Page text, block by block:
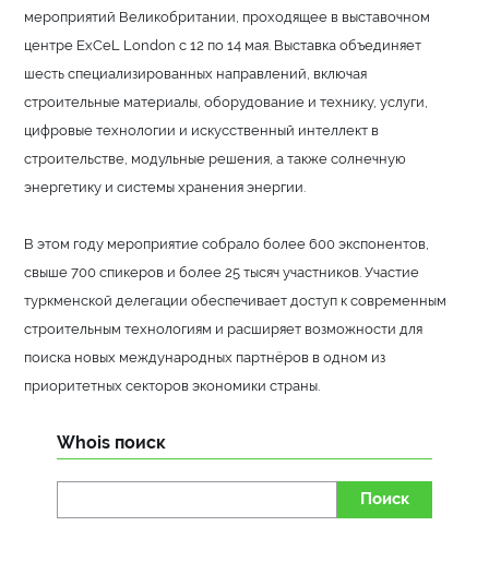
мероприятий Великобритании, проходящее в выставочном
центре ExCeL London с 12 по 14 мая. Выставка объединяет
шесть специализированных направлений, включая
строительные материалы, оборудование и технику, услуги,
цифровые технологии и искусственный интеллект в
строительстве, модульные решения, а также солнечную
энергетику и системы хранения энергии.
В этом году мероприятие собрало более 600 экспонентов,
свыше 700 спикеров и более 25 тысяч участников. Участие
туркменской делегации обеспечивает доступ к современным
строительным технологиям и расширяет возможности для
поиска новых международных партнёров в одном из
приоритетных секторов экономики страны.
Whois поиск
Поиск